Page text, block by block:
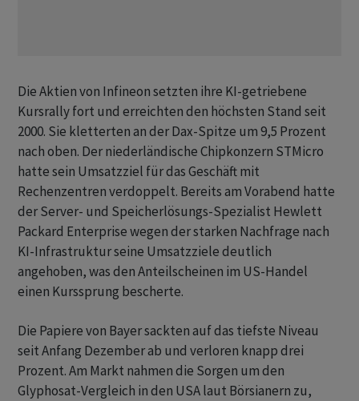
Die Aktien von Infineon setzten ihre KI-getriebene
Kursrally fort und erreichten den höchsten Stand seit
2000. Sie kletterten an der Dax-Spitze um 9,5 Prozent
nach oben. Der niederländische Chipkonzern STMicro
hatte sein Umsatzziel für das Geschäft mit
Rechenzentren verdoppelt. Bereits am Vorabend hatte
der Server- und Speicherlösungs-Spezialist Hewlett
Packard Enterprise wegen der starken Nachfrage nach
KI-Infrastruktur seine Umsatzziele deutlich
angehoben, was den Anteilscheinen im US-Handel
einen Kurssprung bescherte.
Die Papiere von Bayer sackten auf das tiefste Niveau
seit Anfang Dezember ab und verloren knapp drei
Prozent. Am Markt nahmen die Sorgen um den
Glyphosat-Vergleich in den USA laut Börsianern zu,